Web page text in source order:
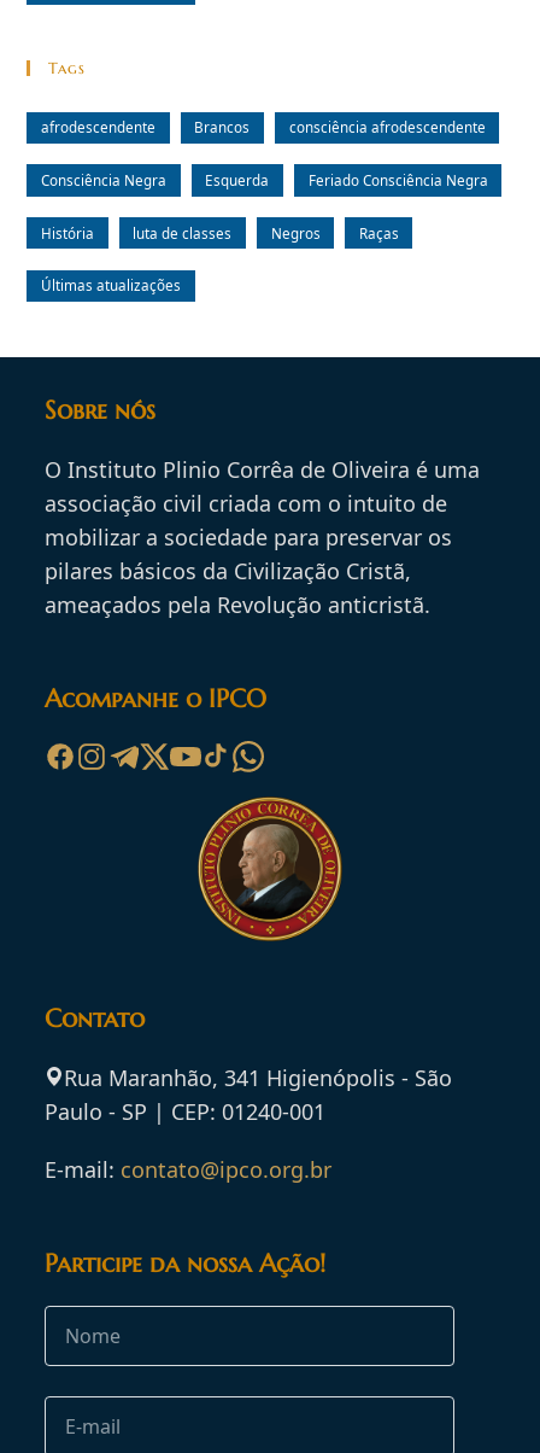
Tags
afrodescendente Brancos consciência afrodescendente
Consciência Negra Esquerda Feriado Consciência Negra
História luta de classes Negros Raças
Últimas atualizações
Sobre nós
O Instituto Plinio Corrêa de Oliveira é uma
associação civil criada com o intuito de
mobilizar a sociedade para preservar os
pilares básicos da Civilização Cristã,
ameaçados pela Revolução anticristã.
Acompanhe o IPCO
Contato
Rua Maranhão, 341 Higienópolis - São
Paulo - SP | CEP: 01240-001
E-mail: contato@ipco.org.br
Participe da nossa Ação!